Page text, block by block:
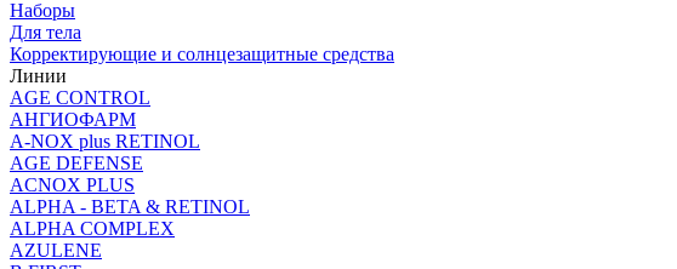
Наборы
Для тела
Корректирующие и солнцезащитные средства
Линии
AGE CONTROL
АНГИОФАРМ
A-NOX plus RETINOL
AGE DEFENSE
ACNOX PLUS
ALPHA - BETA & RETINOL
ALPHA COMPLEX
AZULENE